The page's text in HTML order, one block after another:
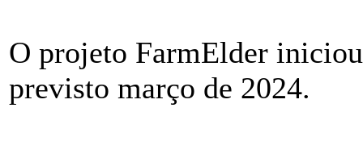
O projeto FarmElder
previsto março de 2024.